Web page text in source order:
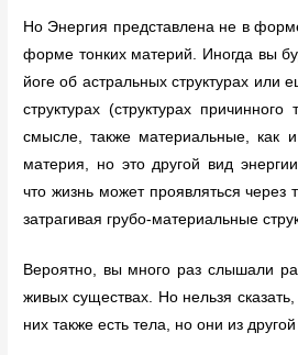
Но Энергия представлена не в
форме тонких материй. Иногда вы
йоге об астральных структурах или
структурах (структурах
смысле, также материальные, как
материя, но это другой вид
что жизнь может проявляться через
затрагивая грубо-материальные
Вероятно, вы много раз слышали
живых существах. Но нельзя
них также есть тела, но они из